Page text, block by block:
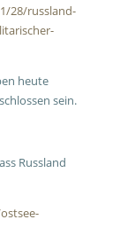
28/russland-
heute
sein.
Russland